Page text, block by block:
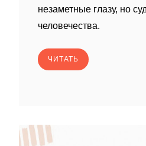
незаметные глазу, но
человечества.
ЧИТАТЬ